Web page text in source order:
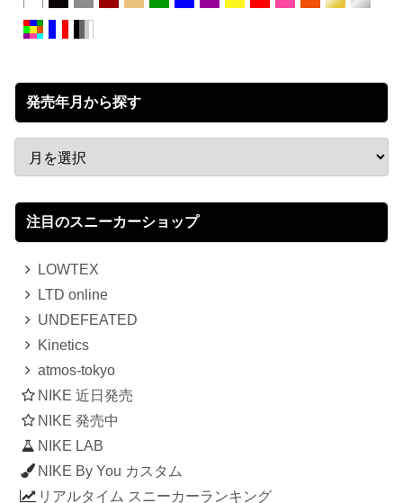
発売年月から探す
注目のスニーカーショップ
LOWTEX
LTD online
UNDEFEATED
Kinetics
atmos-tokyo
NIKE 近日発売
NIKE 発売中
NIKE LAB
NIKE By You カスタム
リアルタイム スニーカーランキング